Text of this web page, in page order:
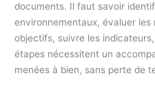
documents. Il faut savoir
environnementaux, évaluer
objectifs, suivre les
étapes nécessitent un
menées à bien, sans perte de